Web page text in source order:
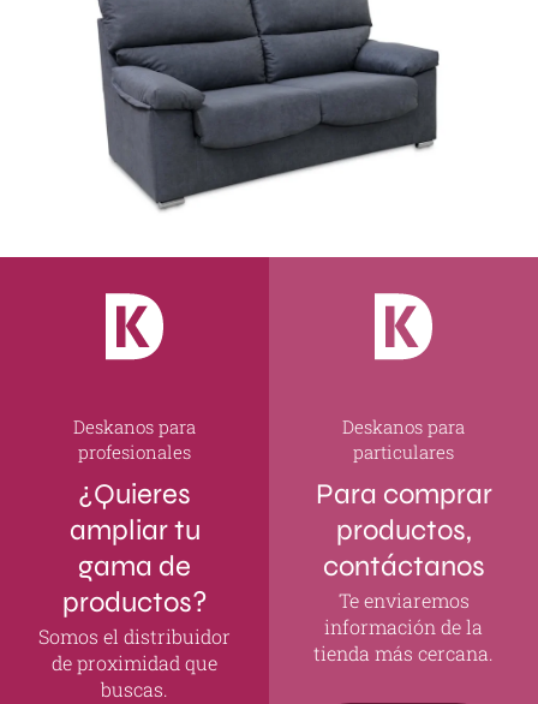
Deskanos para
profesionales
¿Quieres
ampliar tu
gama de
productos?
Somos el distribuidor
de proximidad que
buscas.
Deskanos para
particulares
Para comprar
productos,
contáctanos
Te enviaremos
información de la
tienda más cercana.